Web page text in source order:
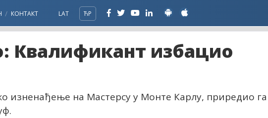
КОНТАКТ LAT ЋР
Квалификант избацио
изненађење на Мастерсу у Монте Карлу, приредио га